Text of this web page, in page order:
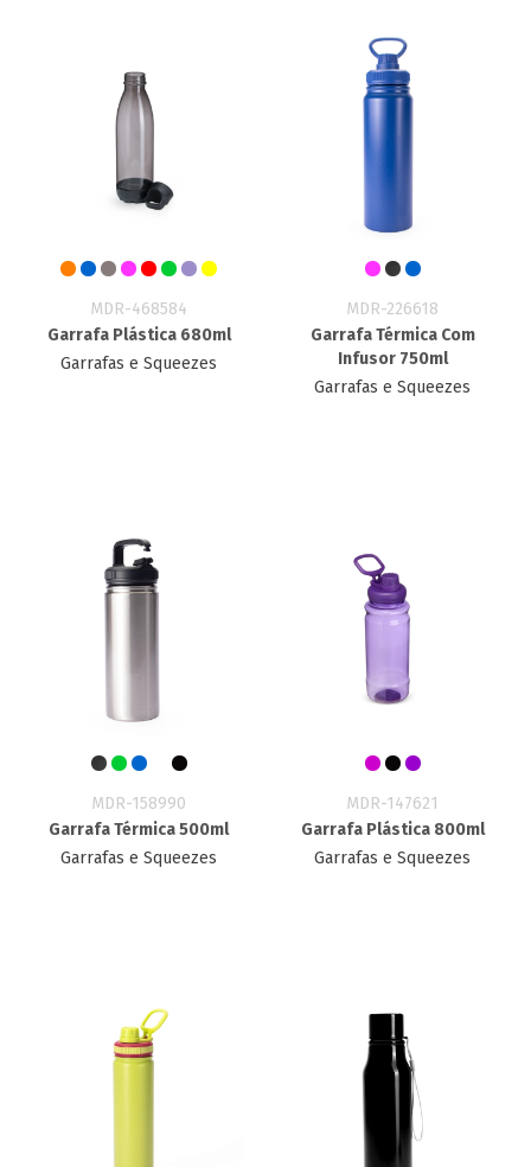
MDR-468584
Garrafa Plástica 680ml
Garrafas e Squeezes
MDR-226618
Garrafa Térmica Com
Infusor 750ml
Garrafas e Squeezes
MDR-158990
Garrafa Térmica 500ml
Garrafas e Squeezes
MDR-147621
Garrafa Plástica 800ml
Garrafas e Squeezes